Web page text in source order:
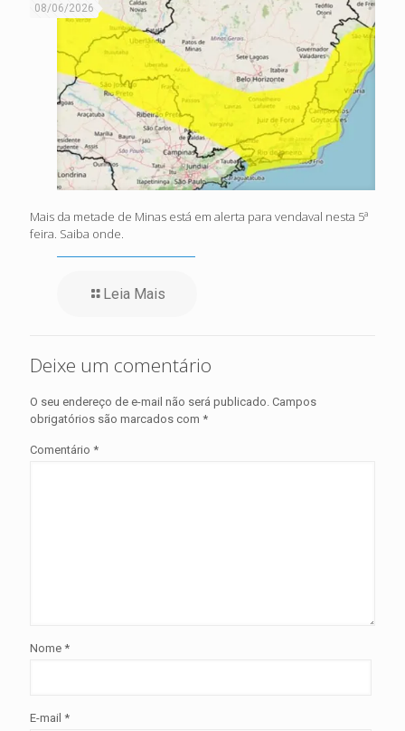
08/06/2026
Mais da metade de Minas está em alerta para vendaval nesta 5ª
feira. Saiba onde.
Leia Mais
Deixe um comentário
O seu endereço de e-mail não será publicado. Campos
obrigatórios são marcados com *
Comentário *
Nome *
E-mail *